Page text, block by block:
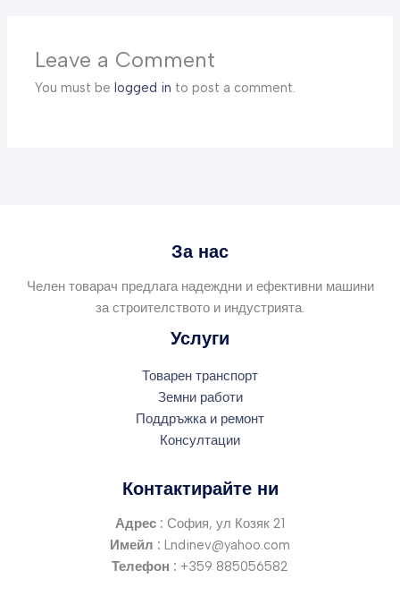
Leave a Comment
You must belogged in to post a comment.
За нас
Челен товарач предлага надеждни и ефективни машини
за строителството и индустрията.
Услуги
Товарен транспорт
Земни работи
Поддръжка и ремонт
Консултации
Контактирайте ни
Адрес : София, ул Козяк 21
Имейл : Lndinev@yahoo.com
Телефон : +359 885056582